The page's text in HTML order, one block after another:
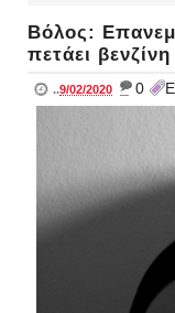
Βόλος:
πετάει
..9/02/2020 _ 0